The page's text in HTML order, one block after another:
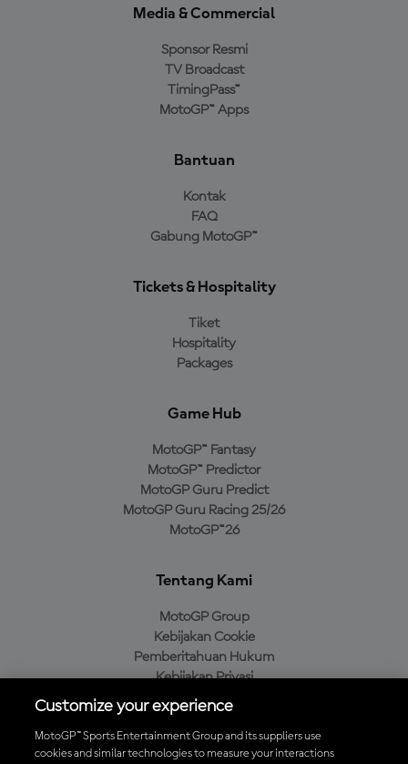
Media & Commercial
Sponsor Resmi
TV Broadcast
TimingPass™
MotoGP™ Apps
Bantuan
Kontak
FAQ
Gabung MotoGP™
Tickets & Hospitality
Tiket
Hospitality
Packages
Game Hub
MotoGP™ Fantasy
MotoGP™ Predictor
MotoGP Guru Predict
MotoGP Guru Racing 25/26
MotoGP™26
Tentang Kami
MotoGP Group
Kebijakan Cookie
Pemberitahuan Hukum
Kebijakan Privasi
Kebijakan Pembelian
Customize your experience
MotoGP™ Sports Entertainment Group and its suppliers use
cookies and similar technologies to measure your interactions